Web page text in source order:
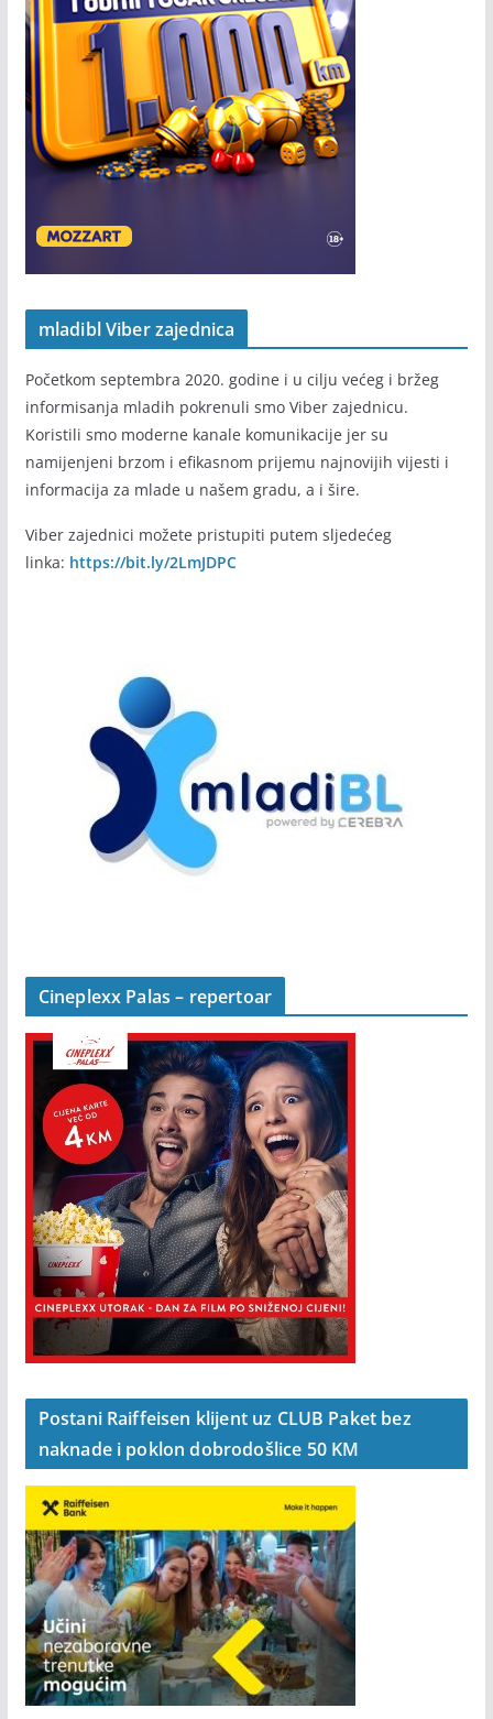
mladibl Viber zajednica
Početkom septembra 2020. godine i u cilju većeg i bržeg
informisanja mladih pokrenuli smo Viber zajednicu.
Koristili smo moderne kanale komunikacije jer su
namijenjeni brzom i efikasnom prijemu najnovijih vijesti i
informacija za mlade u našem gradu, a i šire.
Viber zajednici možete pristupiti putem sljedećeg
linka: https://bit.ly/2LmJDPC
Cineplexx Palas – repertoar
Postani Raiffeisen klijent uz CLUB Paket bez
naknade i poklon dobrodošlice 50 KM